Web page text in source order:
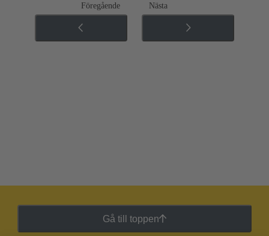
Föregående Nästa
Gå till toppen